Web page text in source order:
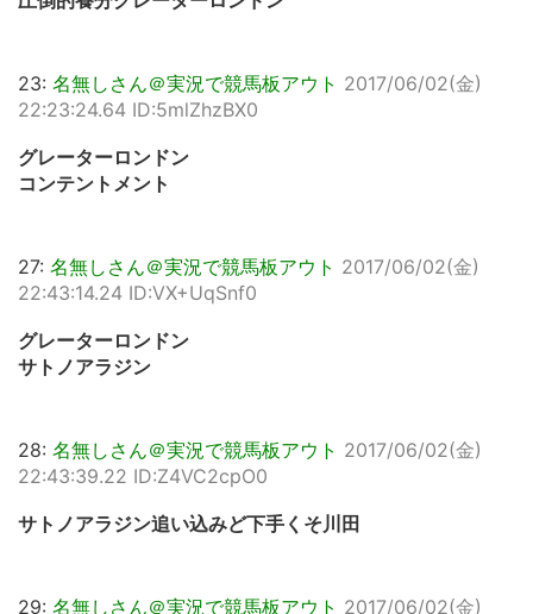
23: 名無しさん＠実況で競馬板アウト 2017/06/02(金)
22:23:24.64 ID:5mlZhzBX0
グレーターロンドン
コンテントメント
27: 名無しさん＠実況で競馬板アウト 2017/06/02(金)
22:43:14.24 ID:VX+UqSnf0
グレーターロンドン
サトノアラジン
28: 名無しさん＠実況で競馬板アウト 2017/06/02(金)
22:43:39.22 ID:Z4VC2cpO0
サトノアラジン追い込みど下手くそ川田
29: 名無しさん＠実況で競馬板アウト 2017/06/02(金)